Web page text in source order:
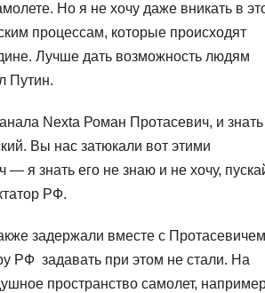
Но я не хочу даже вникать в
процессам, которые происходят
Лучше дать возможность людям
Путин.
Nexta Роман Протасевич, и знать
Вы нас затюкали вот этими
я знать его не знаю и не хочу,
РФ.
задержали вместе с Протасевичем
РФ задавать при этом не стали. На
пространство самолет,